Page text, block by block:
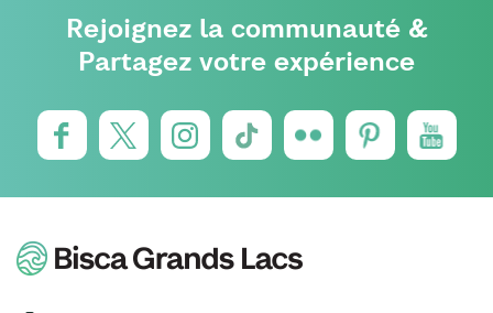
Rejoignez la communauté &
Partagez votre expérience